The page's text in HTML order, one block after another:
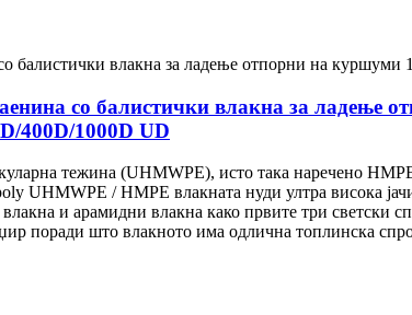
со балистички влакна за ладење
400D/1000D UD
тежина (UHMWPE), исто така наречено
UHMWPE / HMPE влакната нуди ултра висока
влакна и арамидни влакна како првите три
поради што влакното има одлична топлинска